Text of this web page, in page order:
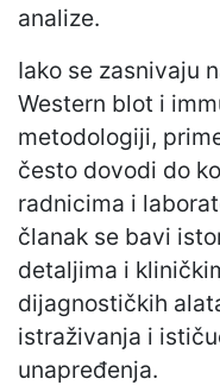
analize.
Iako se zasnivaju
Western blot i
metodologiji,
često dovodi do
radnicima i
članak se bavi
detaljima i
dijagnostičkih
istraživanja i
unapređenja.